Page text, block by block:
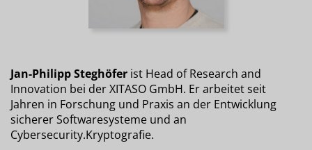
Jan-Philipp Steghöfer ist Head of Research and
Innovation bei der XITASO GmbH. Er arbeitet seit
Jahren in Forschung und Praxis an der Entwicklung
sicherer Softwaresysteme und an
Cybersecurity.Kryptografie.